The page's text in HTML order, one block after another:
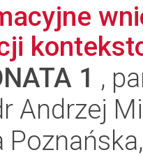
1 ,
Andrzej